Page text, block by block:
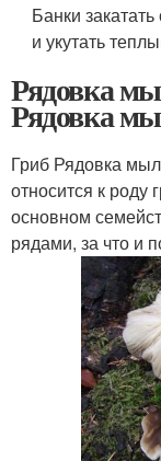
Банки
и укутать
Рядовка
Рядовка
Гриб Рядовка
относится к роду
основном
рядами, за что и